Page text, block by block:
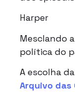
Harper
Mesclando
política do
A escolha
Arquivo das